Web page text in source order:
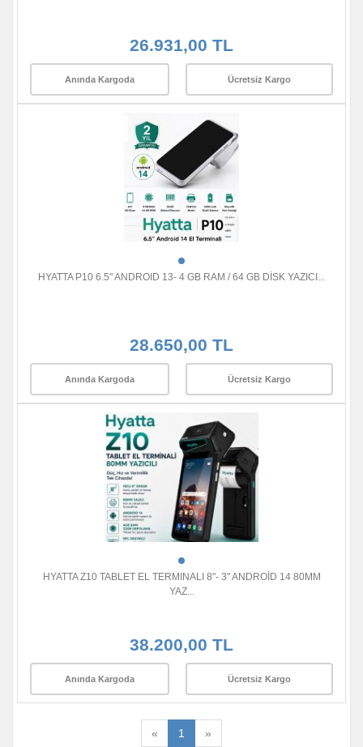
26.931,00 TL
Anında Kargoda Ücretsiz Kargo
HYATTA P10 6.5" ANDROID 13- 4 GB RAM / 64 GB DİSK YAZICI...
28.650,00 TL
Anında Kargoda Ücretsiz Kargo
HYATTA Z10 TABLET EL TERMINALI 8"- 3" ANDROİD 14 80MM
YAZ...
38.200,00 TL
Anında Kargoda Ücretsiz Kargo
« 1 »